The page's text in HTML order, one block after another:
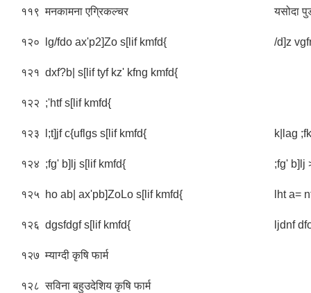
११९ मनकामना एग्रिकल्चर यसोदा
१२० lg/fdo ax'p2]Zo s[lif kmfd{ /d]z
१२१ dxf?b| s[lif tyf kz' kfng kmfd{
१२२ ;'htf s[lif kmfd{
१२३ l;t]jf c{uflgs s[lif kmfd{ k|lag
१२४ ;fg' b]lj s[lif kmfd{ ;fg' b]lj
१२५ ho ab| ax'pb]ZoLo s[lif kmfd{ lht a=
१२६ dgsfdgf s[lif kmfd{ ljdnf
१२७ म्याग्दी कृषि फार्म
१२८ सविना बहुउदेशिय कृषि फार्म